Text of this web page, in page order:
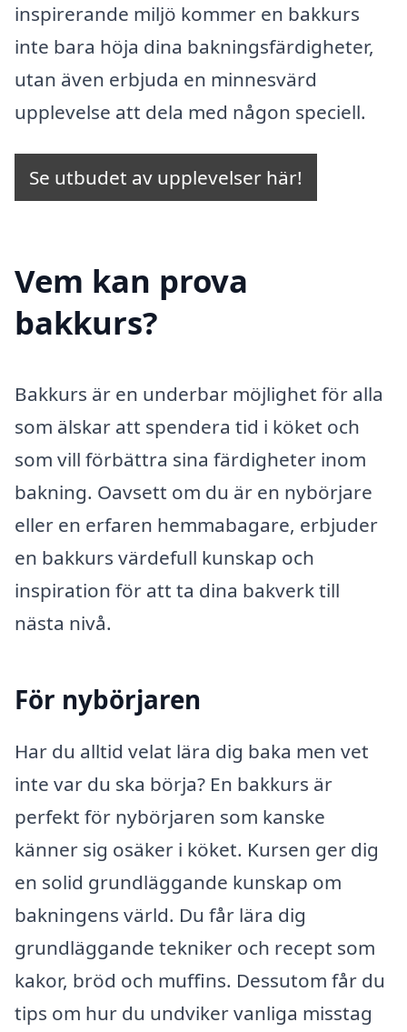
inspirerande miljö kommer en bakkurs
inte bara höja dina bakningsfärdigheter,
utan även erbjuda en minnesvärd
upplevelse att dela med någon speciell.
Se utbudet av upplevelser här!
Vem kan prova
bakkurs?
Bakkurs är en underbar möjlighet för alla
som älskar att spendera tid i köket och
som vill förbättra sina färdigheter inom
bakning. Oavsett om du är en nybörjare
eller en erfaren hemmabagare, erbjuder
en bakkurs värdefull kunskap och
inspiration för att ta dina bakverk till
nästa nivå.
För nybörjaren
Har du alltid velat lära dig baka men vet
inte var du ska börja? En bakkurs är
perfekt för nybörjaren som kanske
känner sig osäker i köket. Kursen ger dig
en solid grundläggande kunskap om
bakningens värld. Du får lära dig
grundläggande tekniker och recept som
kakor, bröd och muffins. Dessutom får du
tips om hur du undviker vanliga misstag